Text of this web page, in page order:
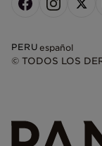
PERU español
© TODOS LOS